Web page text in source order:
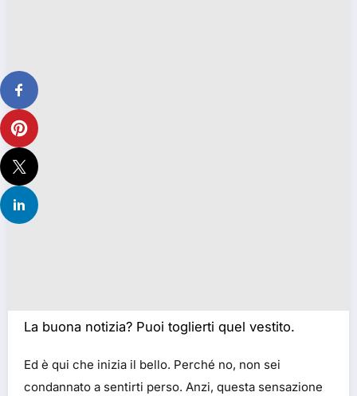
La buona notizia? Puoi toglierti quel vestito.
Ed è qui che inizia il bello. Perché no, non sei
condannato a sentirti perso. Anzi, questa sensazione